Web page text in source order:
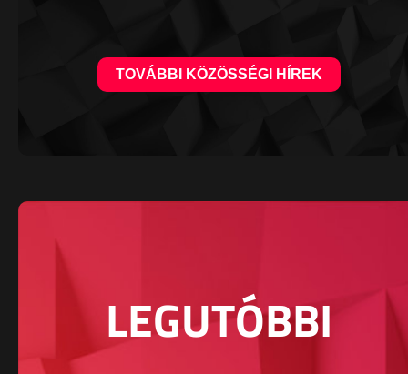
TOVÁBBI KÖZÖSSÉGI HÍREK
LEGUTÓBBI